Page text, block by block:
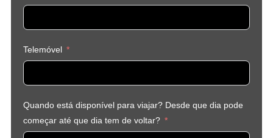
Telemóvel
Quando está disponível para viajar? Desde que dia pode
começar até que dia tem de voltar?